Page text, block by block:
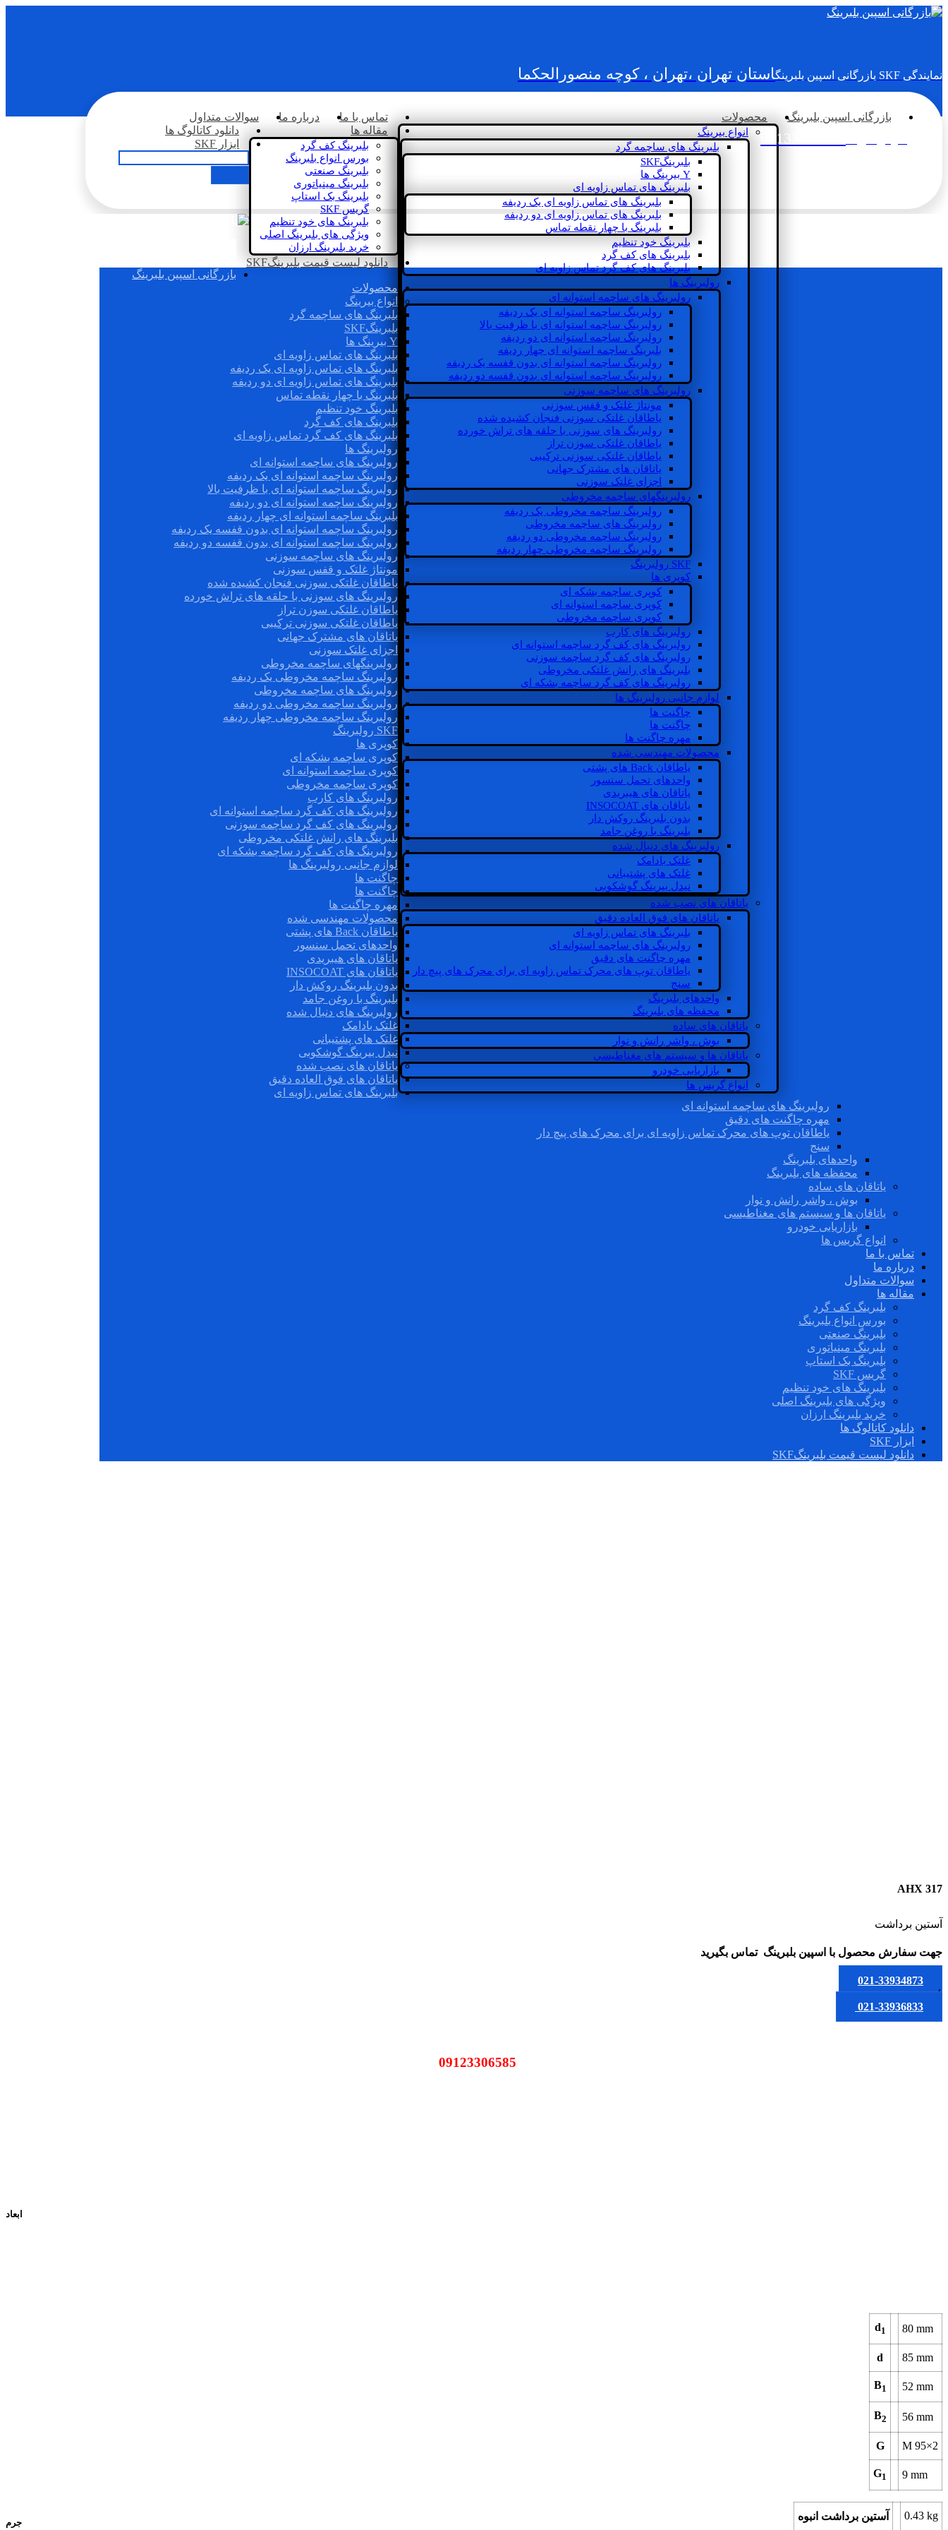
نمایندگی SKF بازرگانی اسپین بلبرینگ استان تهران ،تهران ، کوچه منصورالحکما
02133936833
بازرگانی اسپین بلبرینگ محصولات
انواع بیرینگ
بلبرینگ های ساچمه گرد
بلبرینگSKF
Y بیرینگ ها
بلبرینگ های تماس زاویه ای
بلبرینگ های تماس زاویه ای یک ردیفه
بلبرینگ های تماس زاویه ای دو ردیفه
بلبرینگ با چهار نقطه تماس
بلبرینگ خود تنظیم
بلبرینگ های کف گرد
بلبرینگ های کف گرد تماس زاویه ای
رولبرینگ ها
رولبرینگ های ساچمه استوانه ای
رولبرینگ ساچمه استوانه ای یک ردیفه
رولبرینگ ساچمه استوانه ای با ظرفیت بالا
رولبرینگ ساچمه استوانه ای دو ردیفه
بلبرینگ ساچمه استوانه ای چهار ردیفه
رولبرینگ ساچمه استوانه ای بدون قفسه یک ردیفه
رولبرینگ ساچمه استوانه ای بدون قفسه دو ردیفه
رولبرینگ های ساچمه سوزنی
مونتاژ غلتک و قفس سوزنی
یاطاقان غلتکی سوزنی فنجان کشیده شده
رولبرینگ های سوزنی با حلقه های تراش خورده
یاطاقان غلتکی سوزن تراز
یاطاقان غلتکی سوزنی ترکیبی
یاتاقان های مشترک جهانی
اجزای غلتک سوزنی
رولبرینگهای ساچمه مخروطی
رولبرینگ ساچمه مخروطی یک ردیفه
رولبرینگ های ساچمه مخروطی
رولبرینگ ساچمه مخروطی دو ردیفه
رولبرینگ ساچمه مخروطی چهار ردیفه
SKF رولبرینگ
کوپری ها
کوپری ساچمه بشکه ای
کوپری ساچمه استوانه ای
کوپری ساچمه مخروطی
رولبرینگ های کارب
رولبرینگ های کف گرد ساچمه استوانه ای
رولبرینگ های کف گرد ساچمه سوزنی
بلبرینگ های رانش غلتکی مخروطی
رولبرینگ های کف گرد ساچمه بشکه ای
لوازم جانبی رولبرینگ ها
چاگنت ها
چاگنت ها
مهره چاگنت ها
محصولات مهندسی شده
یاطاقان Back های پشتی
واحدهای تحمل سنسور
یاتاقان های هیبریدی
یاتاقان های INSOCOAT
بدون بلبرینگ روکش دار
بلبرینگ با روغن جامد
رولبرینگ های دنبال شده
غلتک بادامک
غلتک های پشتیبانی
نیدل بیرینگ گوشکوبی
یاتاقان های نصب شده
یاتاقان های فوق العاده دقیق
بلبرینگ های تماس زاویه ای
رولبرینگ های ساچمه استوانه ای
مهره چاگنت های دقیق
یاطاقان توپ های محرک تماس زاویه ای برای محرک های پیچ دار
سنج
واحدهای بلبرینگ
محفظه های بلبرینگ
یاتاقان های ساده
بوش ، واشر رانش و نوار
یاتاقان ها و سیستم های مغناطیسی
بازاریابی خودرو
انواع گریس ها
تماس با ما درباره ما
سوالات متداول
مقاله ها
بلبرینگ کف گرد
بورس انواع بلبرینگ
بلبرینگ صنعتی
بلبرینگ مینیاتوری
بلبرینگ بک استاپ
گریس SKF
بلبرینگ های خود تنظیم
ویژگی های بلبرینگ اصلی
خرید بلبرینگ ارزان
دانلود کاتالوگ ها
ابزار SKF
دانلود لیست قیمت بلبرینگSKF
بازرگانی اسپین بلبرینگ
محصولات
انواع بیرینگ
بلبرینگ های ساچمه گرد
بلبرینگSKF
Y بیرینگ ها
بلبرینگ های تماس زاویه ای
بلبرینگ های تماس زاویه ای یک ردیفه
بلبرینگ های تماس زاویه ای دو ردیفه
بلبرینگ با چهار نقطه تماس
بلبرینگ خود تنظیم
بلبرینگ های کف گرد
بلبرینگ های کف گرد تماس زاویه ای
رولبرینگ ها
رولبرینگ های ساچمه استوانه ای
رولبرینگ ساچمه استوانه ای یک ردیفه
رولبرینگ ساچمه استوانه ای با ظرفیت بالا
رولبرینگ ساچمه استوانه ای دو ردیفه
بلبرینگ ساچمه استوانه ای چهار ردیفه
رولبرینگ ساچمه استوانه ای بدون قفسه یک ردیفه
رولبرینگ ساچمه استوانه ای بدون قفسه دو ردیفه
رولبرینگ های ساچمه سوزنی
مونتاژ غلتک و قفس سوزنی
یاطاقان غلتکی سوزنی فنجان کشیده شده
رولبرینگ های سوزنی با حلقه های تراش خورده
یاطاقان غلتکی سوزن تراز
یاطاقان غلتکی سوزنی ترکیبی
یاتاقان های مشترک جهانی
اجزای غلتک سوزنی
رولبرینگهای ساچمه مخروطی
رولبرینگ ساچمه مخروطی یک ردیفه
رولبرینگ های ساچمه مخروطی
رولبرینگ ساچمه مخروطی دو ردیفه
رولبرینگ ساچمه مخروطی چهار ردیفه
SKF رولبرینگ
کوپری ها
کوپری ساچمه بشکه ای
کوپری ساچمه استوانه ای
کوپری ساچمه مخروطی
رولبرینگ های کارب
رولبرینگ های کف گرد ساچمه استوانه ای
رولبرینگ های کف گرد ساچمه سوزنی
بلبرینگ های رانش غلتکی مخروطی
رولبرینگ های کف گرد ساچمه بشکه ای
لوازم جانبی رولبرینگ ها
چاگنت ها
چاگنت ها
مهره چاگنت ها
محصولات مهندسی شده
یاطاقان Back های پشتی
واحدهای تحمل سنسور
یاتاقان های هیبریدی
یاتاقان های INSOCOAT
بدون بلبرینگ روکش دار
بلبرینگ با روغن جامد
رولبرینگ های دنبال شده
غلتک بادامک
غلتک های پشتیبانی
نیدل بیرینگ گوشکوبی
یاتاقان های نصب شده
یاتاقان های فوق العاده دقیق
بلبرینگ های تماس زاویه ای
رولبرینگ های ساچمه استوانه ای
مهره چاگنت های دقیق
یاطاقان توپ های محرک تماس زاویه ای برای محرک های پیچ دار
سنج
واحدهای بلبرینگ
محفظه های بلبرینگ
یاتاقان های ساده
بوش ، واشر رانش و نوار
یاتاقان ها و سیستم های مغناطیسی
بازاریابی خودرو
انواع گریس ها
تماس با ما
درباره ما
سوالات متداول
مقاله ها
بلبرینگ کف گرد
بورس انواع بلبرینگ
بلبرینگ صنعتی
بلبرینگ مینیاتوری
بلبرینگ بک استاپ
گریس SKF
بلبرینگ های خود تنظیم
ویژگی های بلبرینگ اصلی
خرید بلبرینگ ارزان
دانلود کاتالوگ ها
ابزار SKF
دانلود لیست قیمت بلبرینگSKF
AHX 317
آستین برداشت
جهت سفارش محصول با اسپین بلبرینگ تماس بگیرید
021-33934873
یا
021-33936833
ابعاد
d1 80 mm
d 85 mm
B1 52 mm
B2 56 mm
G M 95×2
G1 9 mm
جرم
آستین برداشت انبوه 0.43 kg